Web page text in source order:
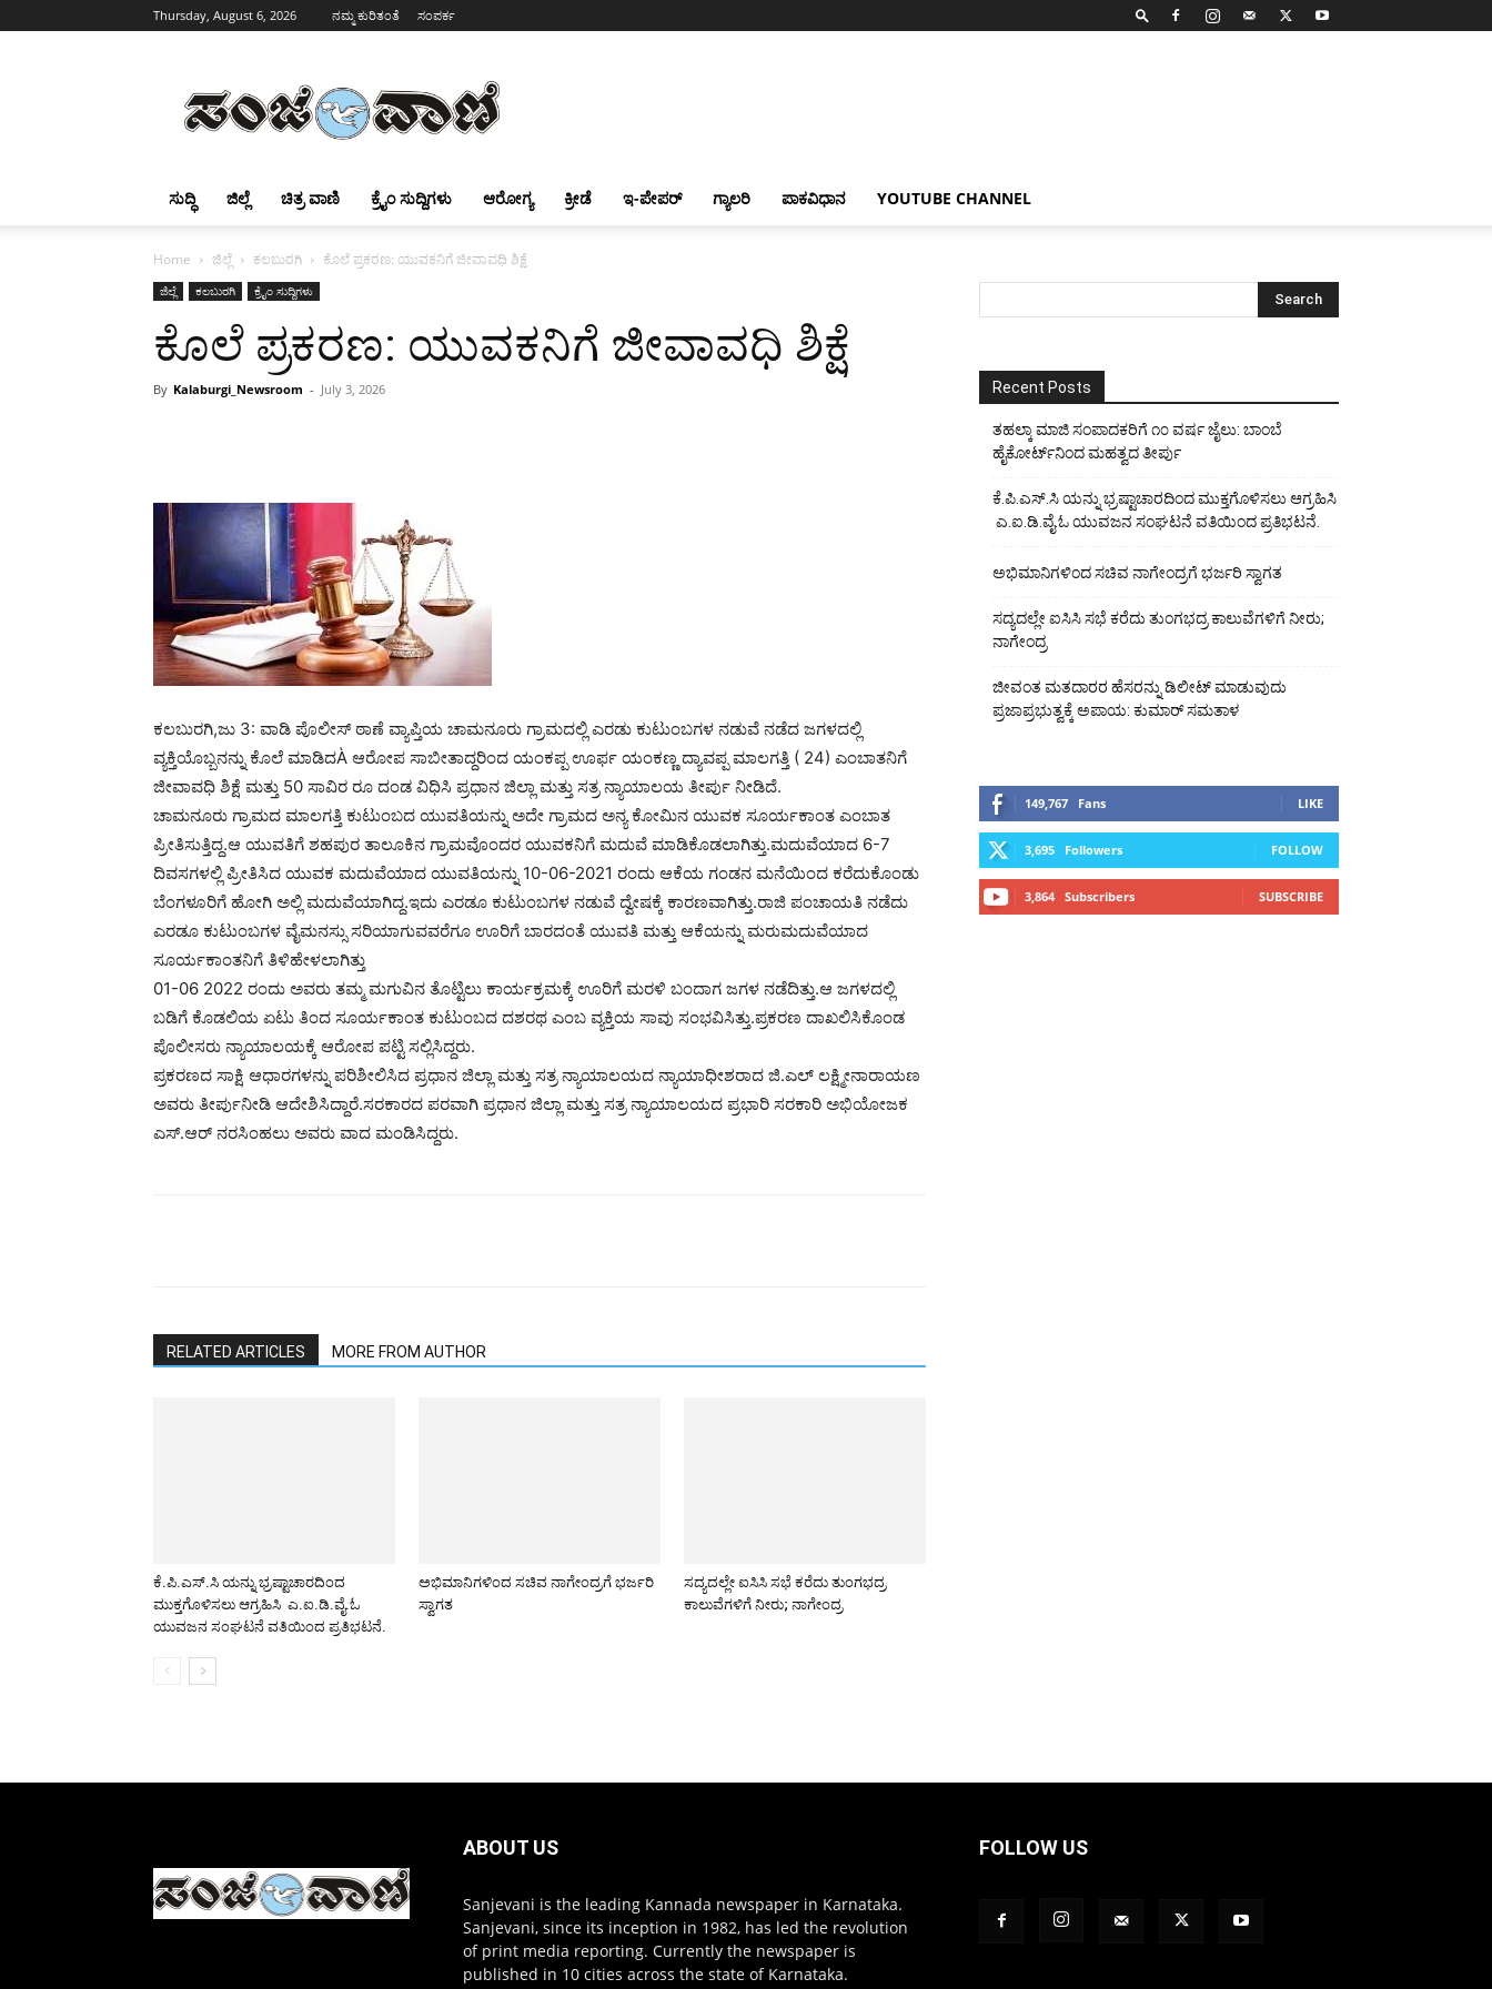
Thursday, August 6, 2026 ನಮ್ಮ ಕುರಿತಂತೆ ಸಂಪರ್ಕ
ಸುದ್ಧಿ ಜಿಲ್ಲೆ ಚಿತ್ರ ವಾಣಿ ಕ್ರೈಂ ಸುದ್ದಿಗಳು ಆರೋಗ್ಯ ಕ್ರೀಡೆ ಇ-ಪೇಪರ್ ಗ್ಯಾಲರಿ ಪಾಕವಿಧಾನ YOUTUBE CHANNEL
Home ಜಿಲ್ಲೆ ಕಲಬುರಗಿ ಕೊಲೆ ಪ್ರಕರಣ: ಯುವಕನಿಗೆ ಜೀವಾವಧಿ ಶಿಕ್ಷೆ
ಜಿಲ್ಲೆ ಕಲಬುರಗಿ ಕ್ರೈಂ ಸುದ್ದಿಗಳು
ಕೊಲೆ ಪ್ರಕರಣ: ಯುವಕನಿಗೆ ಜೀವಾವಧಿ ಶಿಕ್ಷೆ
By Kalaburgi_Newsroom - July 3, 2026
ಕಲಬುರಗಿ,ಜು 3: ವಾಡಿ ಪೊಲೀಸ್ ಠಾಣೆ ವ್ಯಾಪ್ತಿಯ ಚಾಮನೂರು ಗ್ರಾಮದಲ್ಲಿ ಎರಡು ಕುಟುಂಬಗಳ ನಡುವೆ ನಡೆದ ಜಗಳದಲ್ಲಿ
ವ್ಯಕ್ತಿಯೊಬ್ಬನನ್ನು ಕೊಲೆ ಮಾಡಿದÀ ಆರೋಪ ಸಾಬೀತಾದ್ದರಿಂದ ಯಂಕಪ್ಪ ಊರ್ಫ ಯಂಕಣ್ಣ ದ್ಯಾವಪ್ಪ ಮಾಲಗತ್ತಿ ( 24) ಎಂಬಾತನಿಗೆ
ಜೀವಾವಧಿ ಶಿಕ್ಷೆ ಮತ್ತು 50 ಸಾವಿರ ರೂ ದಂಡ ವಿಧಿಸಿ ಪ್ರಧಾನ ಜಿಲ್ಲಾ ಮತ್ತು ಸತ್ರ ನ್ಯಾಯಾಲಯ ತೀರ್ಪು ನೀಡಿದೆ.
ಚಾಮನೂರು ಗ್ರಾಮದ ಮಾಲಗತ್ತಿ ಕುಟುಂಬದ ಯುವತಿಯನ್ನು ಅದೇ ಗ್ರಾಮದ ಅನ್ಯ ಕೋಮಿನ ಯುವಕ ಸೂರ್ಯಕಾಂತ ಎಂಬಾತ
ಪ್ರೀತಿಸುತ್ತಿದ್ದ.ಆ ಯುವತಿಗೆ ಶಹಪುರ ತಾಲೂಕಿನ ಗ್ರಾಮವೊಂದರ ಯುವಕನಿಗೆ ಮದುವೆ ಮಾಡಿಕೊಡಲಾಗಿತ್ತು.ಮದುವೆಯಾದ 6-7
ದಿವಸಗಳಲ್ಲಿ ಪ್ರೀತಿಸಿದ ಯುವಕ ಮದುವೆಯಾದ ಯುವತಿಯನ್ನು 10-06-2021 ರಂದು ಆಕೆಯ ಗಂಡನ ಮನೆಯಿಂದ ಕರೆದುಕೊಂಡು
ಬೆಂಗಳೂರಿಗೆ ಹೋಗಿ ಅಲ್ಲಿ ಮದುವೆಯಾಗಿದ್ದ.ಇದು ಎರಡೂ ಕುಟುಂಬಗಳ ನಡುವೆ ದ್ವೇಷಕ್ಕೆ ಕಾರಣವಾಗಿತ್ತು.ರಾಜಿ ಪಂಚಾಯತಿ ನಡೆದು
ಎರಡೂ ಕುಟುಂಬಗಳ ವೈಮನಸ್ಸು ಸರಿಯಾಗುವವರೆಗೂ ಊರಿಗೆ ಬಾರದಂತೆ ಯುವತಿ ಮತ್ತು ಆಕೆಯನ್ನು ಮರುಮದುವೆಯಾದ
ಸೂರ್ಯಕಾಂತನಿಗೆ ತಿಳಿಹೇಳಲಾಗಿತ್ತು
01-06 2022 ರಂದು ಅವರು ತಮ್ಮ ಮಗುವಿನ ತೊಟ್ಟಿಲು ಕಾರ್ಯಕ್ರಮಕ್ಕೆ ಊರಿಗೆ ಮರಳಿ ಬಂದಾಗ ಜಗಳ ನಡೆದಿತ್ತು.ಆ ಜಗಳದಲ್ಲಿ
ಬಡಿಗೆ ಕೊಡಲಿಯ ಏಟು ತಿಂದ ಸೂರ್ಯಕಾಂತ ಕುಟುಂಬದ ದಶರಥ ಎಂಬ ವ್ಯಕ್ತಿಯ ಸಾವು ಸಂಭವಿಸಿತ್ತು.ಪ್ರಕರಣ ದಾಖಲಿಸಿಕೊಂಡ
ಪೊಲೀಸರು ನ್ಯಾಯಾಲಯಕ್ಕೆ ಆರೋಪ ಪಟ್ಟಿ ಸಲ್ಲಿಸಿದ್ದರು.
ಪ್ರಕರಣದ ಸಾಕ್ಷಿ ಆಧಾರಗಳನ್ನು ಪರಿಶೀಲಿಸಿದ ಪ್ರಧಾನ ಜಿಲ್ಲಾ ಮತ್ತು ಸತ್ರ ನ್ಯಾಯಾಲಯದ ನ್ಯಾಯಾಧೀಶರಾದ ಜಿ.ಎಲ್ ಲಕ್ಷ್ಮೀನಾರಾಯಣ
ಅವರು ತೀರ್ಪುನೀಡಿ ಆದೇಶಿಸಿದ್ದಾರೆ.ಸರಕಾರದ ಪರವಾಗಿ ಪ್ರಧಾನ ಜಿಲ್ಲಾ ಮತ್ತು ಸತ್ರ ನ್ಯಾಯಾಲಯದ ಪ್ರಭಾರಿ ಸರಕಾರಿ ಅಭಿಯೋಜಕ
ಎಸ್.ಆರ್ ನರಸಿಂಹಲು ಅವರು ವಾದ ಮಂಡಿಸಿದ್ದರು.
RELATED ARTICLES MORE FROM AUTHOR
ಕೆ.ಪಿ.ಎಸ್.ಸಿ ಯನ್ನು ಭ್ರಷ್ಟಾಚಾರದಿಂದ
ಮುಕ್ತಗೊಳಿಸಲು ಆಗ್ರಹಿಸಿ ಎ.ಐ.ಡಿ.ವೈ.ಓ
ಯುವಜನ ಸಂಘಟನೆ ವತಿಯಿಂದ ಪ್ರತಿಭಟನೆ.
ಅಭಿಮಾನಿಗಳಿಂದ ಸಚಿವ ನಾಗೇಂದ್ರಗೆ ಭರ್ಜರಿ
ಸ್ವಾಗತ
ಸದ್ಯದಲ್ಲೇ ಐಸಿಸಿ ಸಭೆ ಕರೆದು ತುಂಗಭದ್ರ
ಕಾಲುವೆಗಳಿಗೆ ನೀರು; ನಾಗೇಂದ್ರ
Recent Posts
ತಹಲ್ಕಾ ಮಾಜಿ ಸಂಪಾದಕರಿಗೆ ೧೦ ವರ್ಷ ಜೈಲು: ಬಾಂಬೆ
ಹೈಕೋರ್ಟ್‌ನಿಂದ ಮಹತ್ವದ ತೀರ್ಪು
ಕೆ.ಪಿ.ಎಸ್.ಸಿ ಯನ್ನು ಭ್ರಷ್ಟಾಚಾರದಿಂದ ಮುಕ್ತಗೊಳಿಸಲು ಆಗ್ರಹಿಸಿ
ಎ.ಐ.ಡಿ.ವೈ.ಓ ಯುವಜನ ಸಂಘಟನೆ ವತಿಯಿಂದ ಪ್ರತಿಭಟನೆ.
ಅಭಿಮಾನಿಗಳಿಂದ ಸಚಿವ ನಾಗೇಂದ್ರಗೆ ಭರ್ಜರಿ ಸ್ವಾಗತ
ಸದ್ಯದಲ್ಲೇ ಐಸಿಸಿ ಸಭೆ ಕರೆದು ತುಂಗಭದ್ರ ಕಾಲುವೆಗಳಿಗೆ ನೀರು;
ನಾಗೇಂದ್ರ
ಜೀವಂತ ಮತದಾರರ ಹೆಸರನ್ನು ಡಿಲೀಟ್ ಮಾಡುವುದು
ಪ್ರಜಾಪ್ರಭುತ್ವಕ್ಕೆ ಅಪಾಯ: ಕುಮಾರ್ ಸಮತಾಳ
149,767 Fans LIKE
3,695 Followers FOLLOW
3,864 Subscribers SUBSCRIBE
ABOUT US
Sanjevani is the leading Kannada newspaper in Karnataka.
Sanjevani, since its inception in 1982, has led the revolution
of print media reporting. Currently the newspaper is
published in 10 cities across the state of Karnataka.
FOLLOW US